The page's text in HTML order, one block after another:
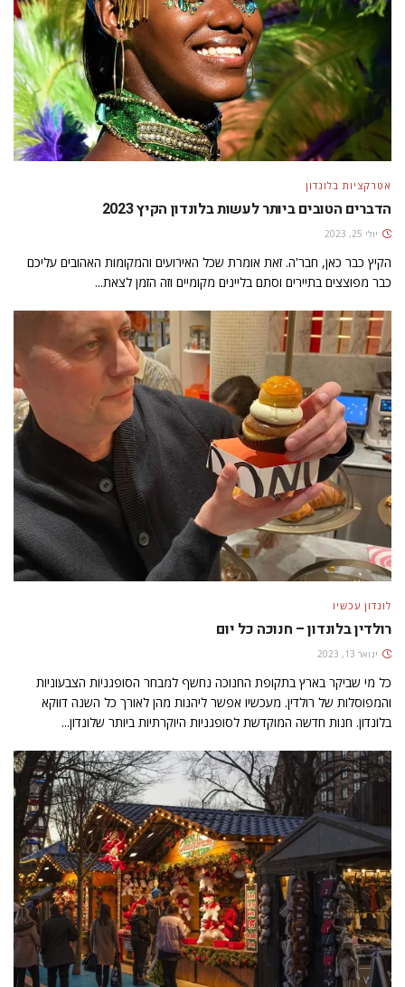
אטרקציות בלונדון
הדברים הטובים ביותר לעשות בלונדון הקיץ 2023
יולי 25, 2023
הקיץ כבר כאן, חבר'ה. זאת אומרת שכל האירועים והמקומות האהובים עליכם
כבר מפוצצים בתיירים וסתם בליינים מקומיים וזה הזמן לצאת...
לונדון עכשיו
רולדין בלונדון – חנוכה כל יום
ינואר 13, 2023
כל מי שביקר בארץ בתקופת החנוכה נחשף למבחר הסופגניות הצבעוניות
והמפוסלות של רולדין. מעכשיו אפשר ליהנות מהן לאורך כל השנה דווקא
בלונדון. חנות חדשה המוקדשת לסופגניות היוקרתיות ביותר שלונדון...